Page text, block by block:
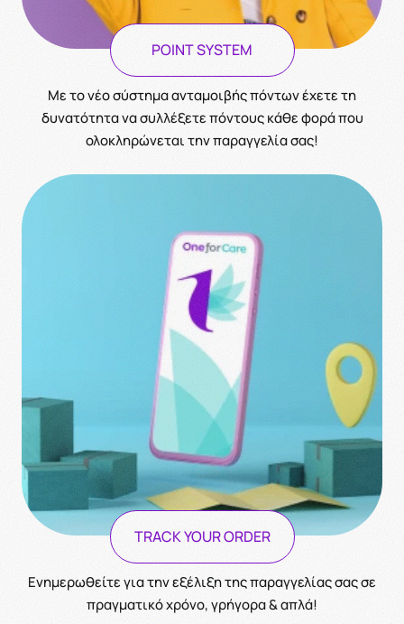
POINT SYSTEM
Με το νέο σύστημα ανταμοιβής πόντων έχετε τη
δυνατότητα να συλλέξετε πόντους κάθε φορά που
ολοκληρώνεται την παραγγελία σας!
TRACK YOUR ORDER
Ενημερωθείτε για την εξέλιξη της παραγγελίας σας σε
πραγματικό χρόνο, γρήγορα & απλά!